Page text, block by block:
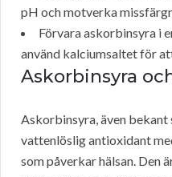
pH och motverka
Förvara askorbinsyra i
använd kalciumsaltet för
Askorbinsyra
Askorbinsyra, även bekant
vattenlöslig antioxidant
som påverkar hälsan. Den